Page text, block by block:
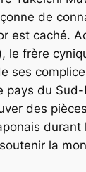
de
est caché.
le frère
ses
pays du Sud-
des
durant
la